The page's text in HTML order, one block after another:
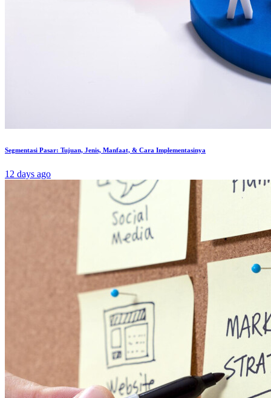
Segmentasi Pasar: Tujuan, Jenis, Manfaat, & Cara Implementasinya
12 days ago